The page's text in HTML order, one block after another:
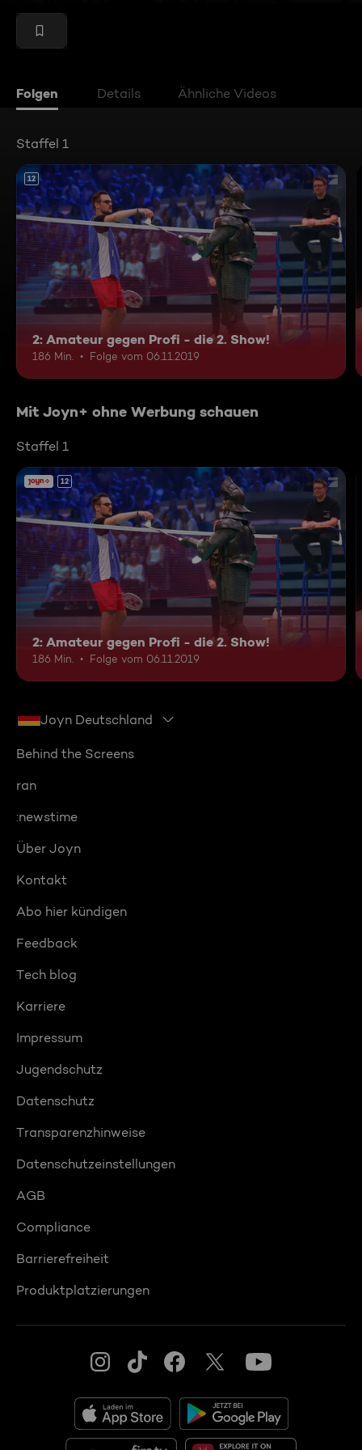
Folgen Details Ähnliche Videos
Staffel 1
12
2: Amateur gegen Profi - die 2. Show!
186 Min. Folge vom 06.11.2019
Mit Joyn+ ohne Werbung schauen
Staffel 1
12
2: Amateur gegen Profi - die 2. Show!
186 Min. Folge vom 06.11.2019
Joyn Deutschland
Behind the Screens
ran
:newstime
Über Joyn
Kontakt
Abo hier kündigen
Feedback
Tech blog
Karriere
Impressum
Jugendschutz
Datenschutz
Transparenzhinweise
Datenschutzeinstellungen
AGB
Compliance
Barrierefreiheit
Produktplatzierungen